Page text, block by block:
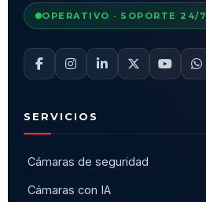
OPERATIVO · SOPORTE 24/7
SERVICIOS
Cámaras de seguridad
Cámaras con IA